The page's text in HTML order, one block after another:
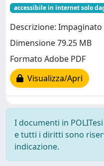
accessibile in internet solo
Descrizione: Impaginato
Dimensione 79.25 MB
Formato Adobe PDF
Visualizza/Apri
I documenti in
e tutti i diritti sono
indicazione.